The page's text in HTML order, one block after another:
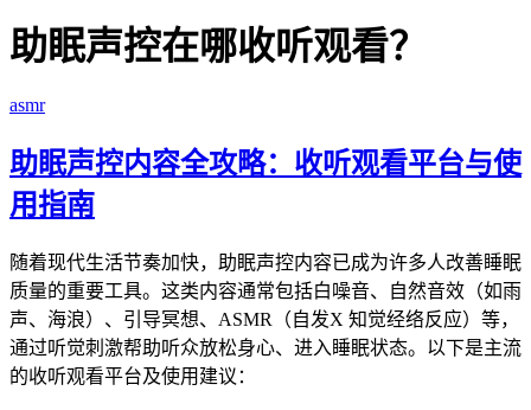
助眠声控在哪收听观看？
asmr
助眠声控内容全攻略：收听观看平台与使
用指南
随着现代生活节奏加快，助眠声控内容已成为许多人改善睡眠
质量的重要工具。这类内容通常包括白噪音、自然音效（如雨
声、海浪）、引导冥想、ASMR（自发X 知觉经络反应）等，
通过听觉刺激帮助听众放松身心、进入睡眠状态。以下是主流
的收听观看平台及使用建议：